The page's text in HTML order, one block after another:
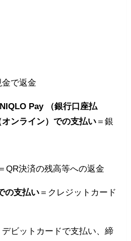
金で返金
Pay （銀行口座払
ンライン）での支払い ＝銀
＝QR決済の残高等への返金
の支払い ＝クレジットカード
ビットカードで支払い、締